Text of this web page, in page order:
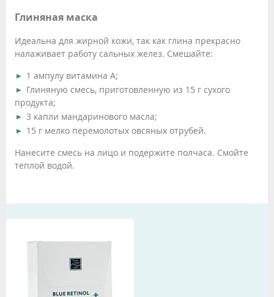
Глиняная маска
Идеальна для жирной кожи, так как глина прекрасно
налаживает работу сальных желез. Смешайте:
1 ампулу витамина А;
Глиняную смесь, приготовленную из 15 г сухого
продукта;
3 капли мандаринового масла;
15 г мелко перемолотых овсяных отрубей.
Нанесите смесь на лицо и подержите полчаса. Смойте
теплой водой.